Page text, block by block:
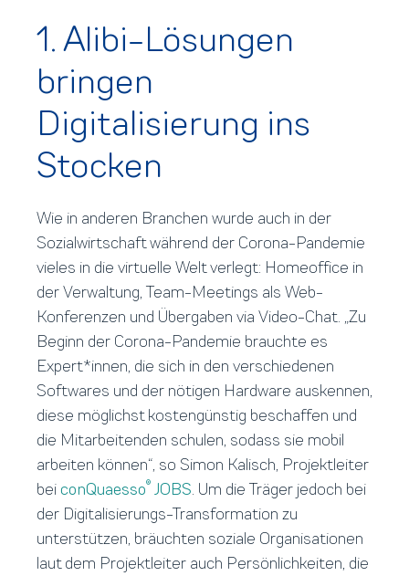
1. Alibi-Lösungen
bringen
Digitalisierung ins
Stocken
Wie in anderen Branchen wurde auch in der
Sozialwirtschaft während der Corona-Pandemie
vieles in die virtuelle Welt verlegt: Homeoffice in
der Verwaltung, Team-Meetings als Web-
Konferenzen und Übergaben via Video-Chat. „Zu
Beginn der Corona-Pandemie brauchte es
Expert*innen, die sich in den verschiedenen
Softwares und der nötigen Hardware auskennen,
diese möglichst kostengünstig beschaffen und
die Mitarbeitenden schulen, sodass sie mobil
arbeiten können“, so Simon Kalisch, Projektleiter
beiconQuaesso® JOBS. Um die Träger jedoch bei
der Digitalisierungs-Transformation zu
unterstützen, bräuchten soziale Organisationen
laut dem Projektleiter auch Persönlichkeiten, die